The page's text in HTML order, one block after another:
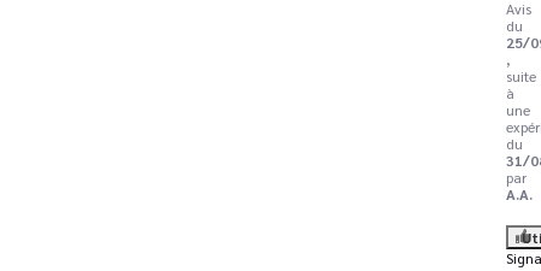
Avis
du
25/
,
suite
à
une
du
31/
par
A.A.